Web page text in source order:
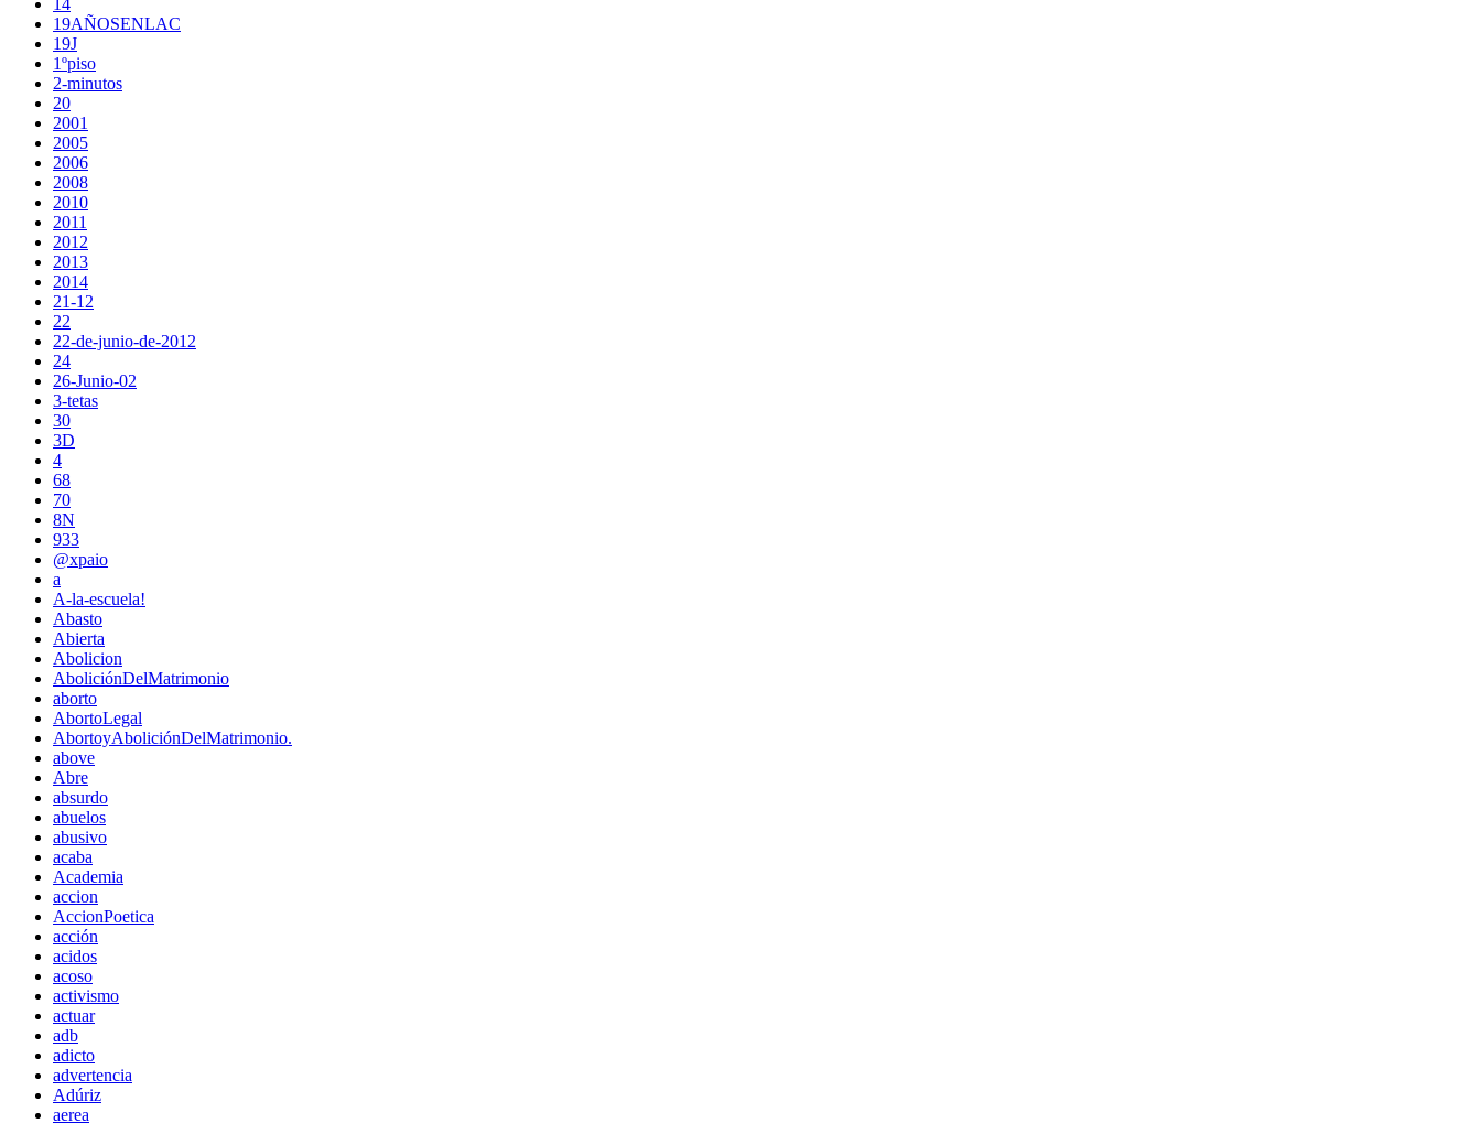
14
19AÑOSENLAC
19J
1ºpiso
2-minutos
20
2001
2005
2006
2008
2010
2011
2012
2013
2014
21-12
22
22-de-junio-de-2012
24
26-Junio-02
3-tetas
30
3D
4
68
70
8N
933
@xpaio
a
A-la-escuela!
Abasto
Abierta
Abolicion
AboliciónDelMatrimonio
aborto
AbortoLegal
AbortoyAboliciónDelMatrimonio.
above
Abre
absurdo
abuelos
abusivo
acaba
Academia
accion
AccionPoetica
acción
acidos
acoso
activismo
actuar
adb
adicto
advertencia
Adúriz
aerea